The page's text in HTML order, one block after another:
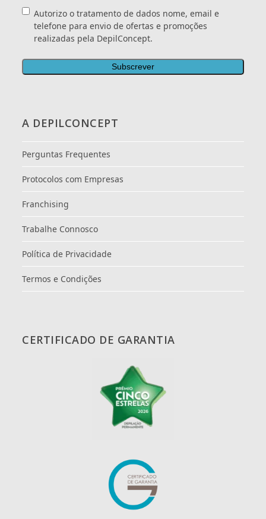
Consentimento
Autorizo o tratamento de dados nome, email e
telefone para envio de ofertas e promoções
realizadas pela DepilConcept.
A DEPILCONCEPT
Perguntas Frequentes
Protocolos com Empresas
Franchising
Trabalhe Connosco
Política de Privacidade
Termos e Condições
CERTIFICADO DE GARANTIA